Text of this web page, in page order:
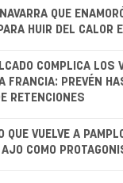
QUE
HUIR DEL CALOR
COMPLICA LOS
FRANCIA: PREVÉN
RETENCIONES
QUE VUELVE A
COMO